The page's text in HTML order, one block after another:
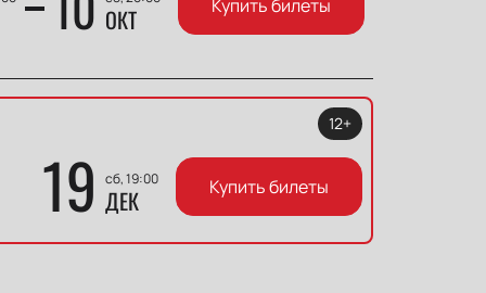
ОКТ Купить билеты
19 сб, 19:00
ДЕК
12+
Купить билеты